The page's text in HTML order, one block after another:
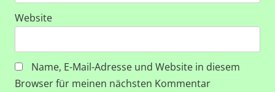
Website
Name, E-Mail-Adresse und Website in diesem
Browser für meinen nächsten Kommentar